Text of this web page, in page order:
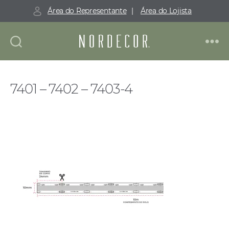
Área do Representante | Área do Lojista
Nordecor
7401 – 7402 – 7403-4